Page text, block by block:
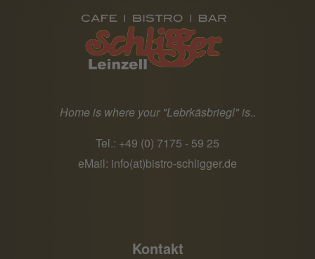
Home is where your "Lebrkäsbriegl" is..
Tel.: +49 (0) 7175 - 59 25
eMail: info(at)bistro-schligger.de
Kontakt